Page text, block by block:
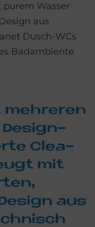
Wasser
aus
Dusch-WCs
Badambiente.
meh­re­ren
De­sign­
Clea­
mit
aus